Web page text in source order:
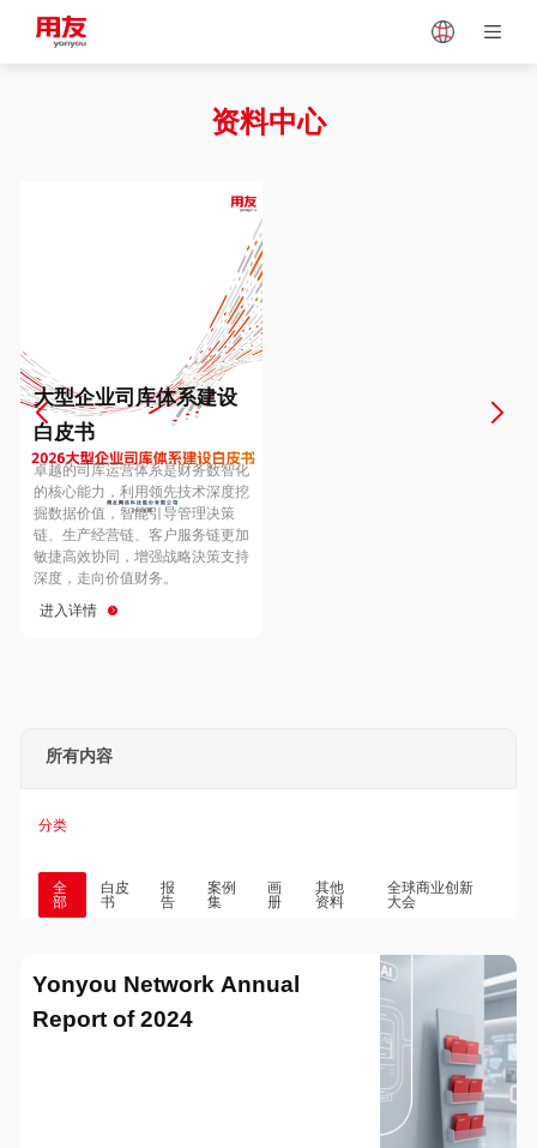
Vietnam
Europe
Hungary
Hong Kong
资料中心
大型企业司库体系建设
白皮书
卓越的司库运营体系是财务数智化
的核心能力，利用领先技术深度挖
掘数据价值，智能引导管理决策
链、生产经营链、客户服务链更加
敏捷高效协同，增强战略決策支持
深度，走向价值财务。
进入详情
所有内容
分类
全
部
白皮
书
报
告
案例
集
画
册
其他
资料
全球商业创新
大会
Yonyou Network Annual
Report of 2024